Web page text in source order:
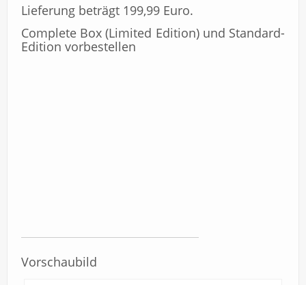
Lieferung beträgt 199,99 Euro.
Complete Box (Limited Edition) und Standard-
Edition vorbestellen
Vorschaubild